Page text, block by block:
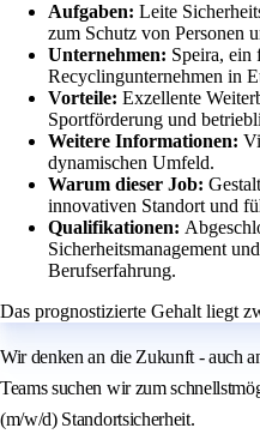
Aufgaben: Leite
zum Schutz von Personen
Unternehmen: Speira, ein
Recyclingunternehmen in
Vorteile: Exzellente
Sportförderung und
Weitere Informationen:
dynamischen Umfeld.
Warum dieser Job:
innovativen Standort und
Qualifikationen:
Sicherheitsmanagement
Berufserfahrung.
Das prognostizierte Gehalt liegt
Wir denken an die Zukunft - auch
Teams suchen wir zum
(m/w/d) Standortsicherheit.